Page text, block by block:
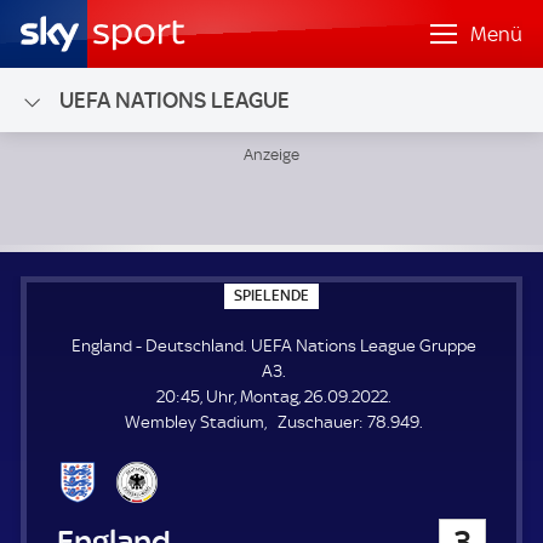
Menü
UEFA NATIONS LEAGUE
SPIELENDE
P
E
N
D
E
England - Deutschland. UEFA Nations League Gruppe
A3.
20:45, Uhr, Montag, 26.09.2022.
Wembley Stadium
Zuschauer: Z
78.949.